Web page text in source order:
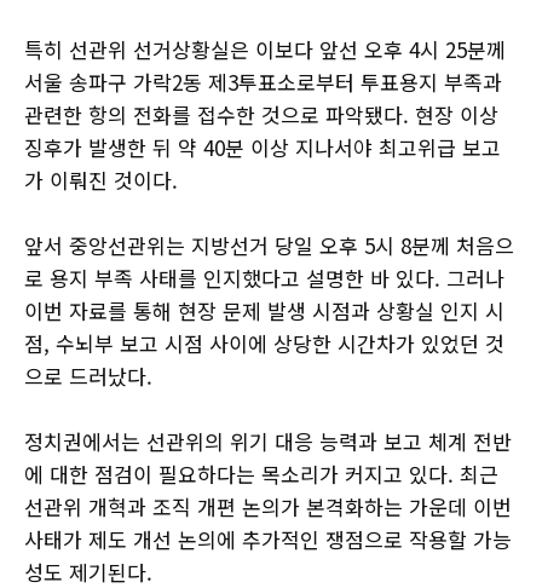
특히 선관위 선거상황실은 이보다 앞선 오후 4시 25분께
서울 송파구 가락2동 제3투표소로부터 투표용지 부족과
관련한 항의 전화를 접수한 것으로 파악됐다. 현장 이상
징후가 발생한 뒤 약 40분 이상 지나서야 최고위급 보고
가 이뤄진 것이다.
앞서 중앙선관위는 지방선거 당일 오후 5시 8분께 처음으
로 용지 부족 사태를 인지했다고 설명한 바 있다. 그러나
이번 자료를 통해 현장 문제 발생 시점과 상황실 인지 시
점, 수뇌부 보고 시점 사이에 상당한 시간차가 있었던 것
으로 드러났다.
정치권에서는 선관위의 위기 대응 능력과 보고 체계 전반
에 대한 점검이 필요하다는 목소리가 커지고 있다. 최근
선관위 개혁과 조직 개편 논의가 본격화하는 가운데 이번
사태가 제도 개선 논의에 추가적인 쟁점으로 작용할 가능
성도 제기된다.